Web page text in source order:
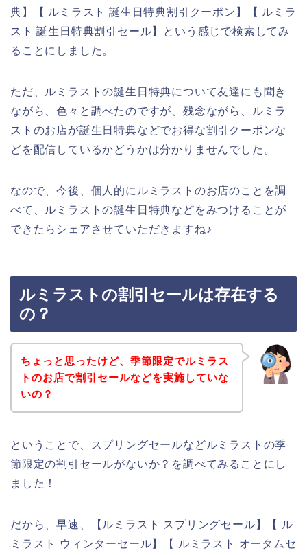
典】【 ルミラスト 誕生日特典割引クーポン】【 ルミラ
スト 誕生日特典割引セール】という感じで検索してみ
ることにしました。
ただ、ルミラストの誕生日特典について友達にも聞き
ながら、色々と調べたのですが、残念ながら、ルミラ
ストのお店が誕生日特典などでお得な割引クーポンな
どを配信しているかどうかは分かりませんでした。
なので、今後、個人的にルミラストのお店のことを調
べて、ルミラストの誕生日特典などをみつけることが
できたらシェアさせていただきますね♪
ルミラストの割引セールは存在する
の？
ちょっと思ったけど、季節限定でルミラス
トのお店で割引セールなどを実施していな
いの？
ということで、スプリングセールなどルミラストの季
節限定の割引セールがないか？を調べてみることにし
ました！
だから、早速、【ルミラスト スプリングセール】【 ル
ミラスト ウィンターセール】【 ルミラスト オータムセ